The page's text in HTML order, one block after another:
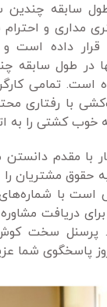
سابقه چندین‌
‌مداری و احترام
قرار داده‌
در طول سابقه
‌است. تمامی
با رفتاری
خوب کشتی را به
با مقدم دانستن
حقوق مشتریان را
است با
دریافت
پرسنل سخت
پاسخگوی شما